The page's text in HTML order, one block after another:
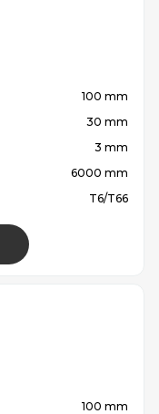
100 mm
30 mm
3 mm
6000 mm
T6/T66
100 mm